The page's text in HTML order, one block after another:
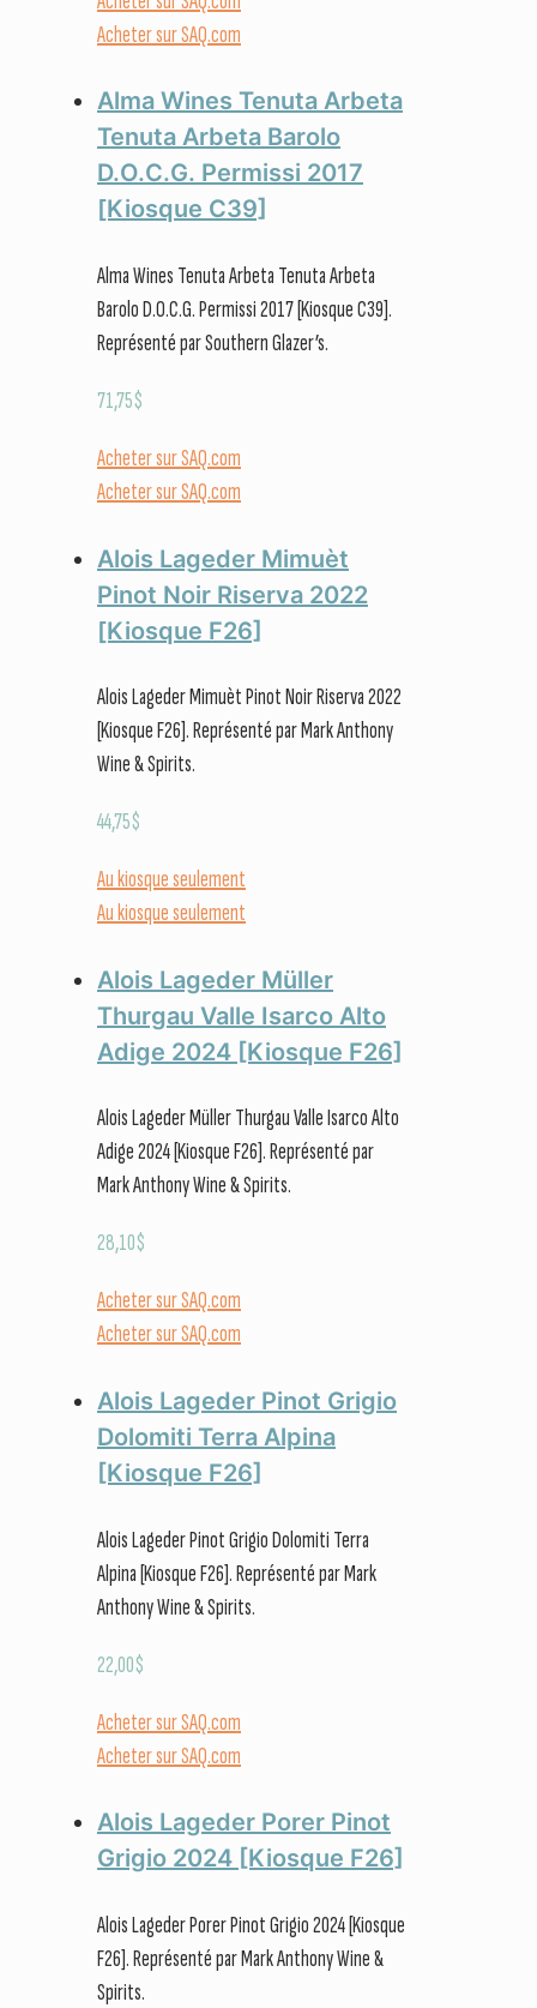
Acheter sur SAQ.com
Alma Wines Tenuta Arbeta
Tenuta Arbeta Barolo
D.O.C.G. Permissi 2017
[Kiosque C39]
Alma Wines Tenuta Arbeta Tenuta Arbeta
Barolo D.O.C.G. Permissi 2017 [Kiosque C39].
Représenté par Southern Glazer’s.
71,75$
Acheter sur SAQ.com
Acheter sur SAQ.com
Alois Lageder Mimuèt
Pinot Noir Riserva 2022
[Kiosque F26]
Alois Lageder Mimuèt Pinot Noir Riserva 2022
[Kiosque F26]. Représenté par Mark Anthony
Wine & Spirits.
44,75$
Au kiosque seulement
Au kiosque seulement
Alois Lageder Müller
Thurgau Valle Isarco Alto
Adige 2024 [Kiosque F26]
Alois Lageder Müller Thurgau Valle Isarco Alto
Adige 2024 [Kiosque F26]. Représenté par
Mark Anthony Wine & Spirits.
28,10$
Acheter sur SAQ.com
Acheter sur SAQ.com
Alois Lageder Pinot Grigio
Dolomiti Terra Alpina
[Kiosque F26]
Alois Lageder Pinot Grigio Dolomiti Terra
Alpina [Kiosque F26]. Représenté par Mark
Anthony Wine & Spirits.
22,00$
Acheter sur SAQ.com
Acheter sur SAQ.com
Alois Lageder Porer Pinot
Grigio 2024 [Kiosque F26]
Alois Lageder Porer Pinot Grigio 2024 [Kiosque
F26]. Représenté par Mark Anthony Wine &
Spirits.